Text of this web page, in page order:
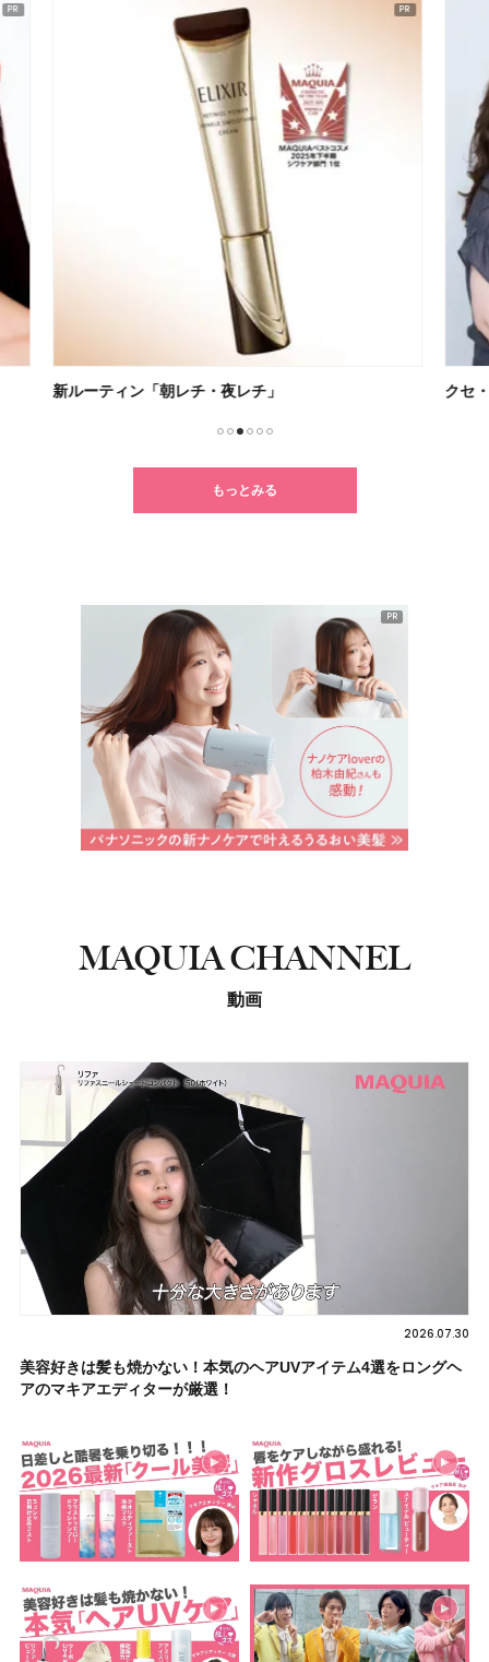
クセ・うねり・パサつきに悩む人必見！ 無重
もっとみる
PR
MAQUIA CHANNEL
動画
2026.07.30
美容好きは髪も焼かない！本気のヘアUVアイテム4選をロングヘ
アのマキアエディターが厳選！